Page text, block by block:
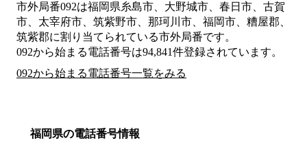
市外局番092は福岡県糸島市、大野城市、春日市、古賀
市、太宰府市、筑紫野市、那珂川市、福岡市、糟屋郡、
筑紫郡に割り当てられている市外局番です。
092から始まる電話番号は94,841件登録されています。
092から始まる電話番号一覧をみる
福岡県の電話番号情報